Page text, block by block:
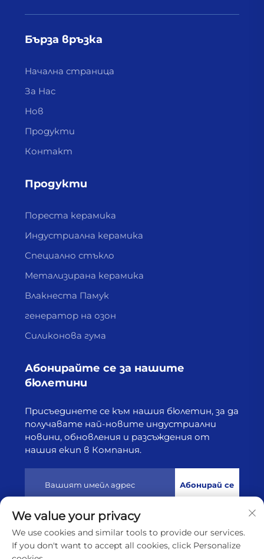
Бърза връзка
Начална страница
За Нас
Нов
Продукти
Контакт
Продукти
Пореста керамика
Индустриална керамика
Специално стъкло
Метализирана керамика
Влакнеста Памук
генератор на озон
Силиконова гума
Абонирайте се за нашите
бюлетини
Присъединете се към нашия бюлетин, за да
получавате най-новите индустриални
новини, обновления и разсъждения от
нашия екип в Компания.
Абонирай се
Всички права запазени © 2025 от Лянюнган Хайборн
Технолоджи Ко., Лтд
Политика за поверителност
We value your privacy
We use cookies and similar tools to provide our services.
If you don't want to accept all cookies, click Personalize